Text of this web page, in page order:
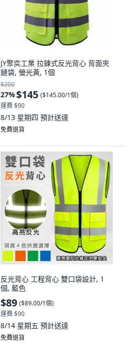
JY聚奕工業 拉鍊式反光背心 背面夾
鏈袋, 螢光黃, 1個
$200
27%$145 ($145.00/1個)
運費 $90
8/13 星期四 預計送達
免費退貨
反光背心 工程背心 雙口袋設計, 1
個, 藍色
$89 ($89.00/1個)
運費 $90
8/14 星期五 預計送達
免費退貨